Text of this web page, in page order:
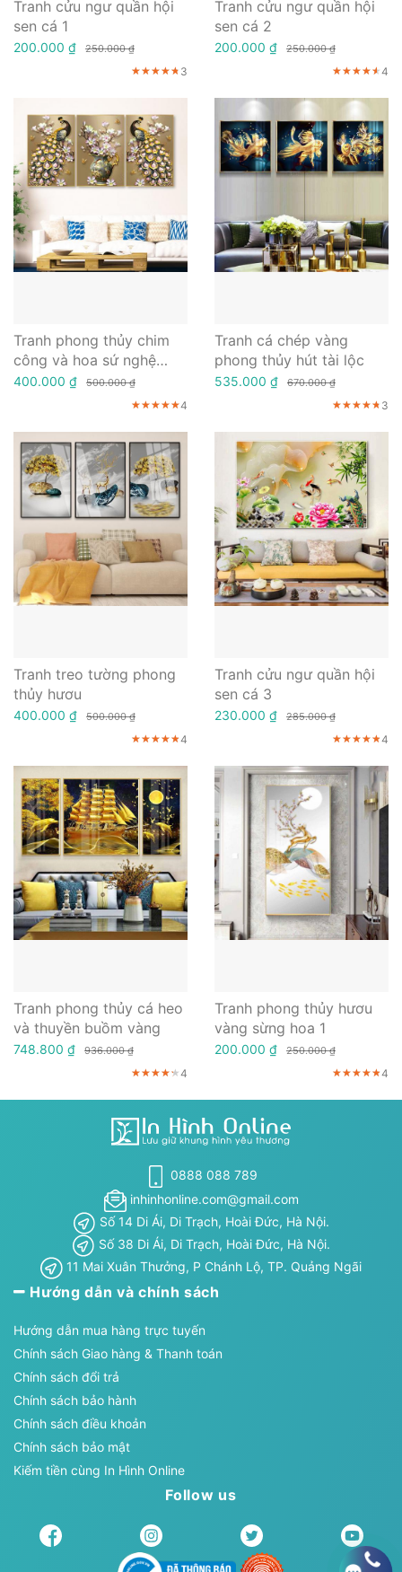
Tranh cửu ngư quần hội
sen cá 1
200.000 ₫ 250.000 ₫
★★★★★
★★★★★
★★★★★ 3
Tranh cửu ngư quần hội
sen cá 2
200.000 ₫ 250.000 ₫
★★★★★
★★★★★
★★★★★4
Tranh phong thủy chim
công và hoa sứ nghệ
thuật
400.000 ₫ 500.000 ₫
★★★★★
★★★★★
★★★★★4
Tranh cá chép vàng
phong thủy hút tài lộc
535.000 ₫ 670.000 ₫
★★★★★
★★★★★
★★★★★ 3
Tranh treo tường phong
thủy hươu
400.000 ₫ 500.000 ₫
★★★★★
★★★★★
★★★★★4
Tranh cửu ngư quần hội
sen cá 3
230.000 ₫ 285.000 ₫
★★★★★
★★★★★
★★★★★4
Tranh phong thủy cá heo
và thuyền buồm vàng
748.800 ₫ 936.000 ₫
★★★★★
★★★★★
★★★★★4
Tranh phong thủy hươu
vàng sừng hoa 1
200.000 ₫ 250.000 ₫
★★★★★
★★★★★
★★★★★4
0888 088 789
inhinhonline.com@gmail.com
Số 14 Di Ái, Di Trạch, Hoài Đức, Hà Nội.
Số 38 Di Ái, Di Trạch, Hoài Đức, Hà Nội.
11 Mai Xuân Thưởng, P Chánh Lộ, TP. Quảng Ngãi
Hướng dẫn và chính sách
Hướng dẫn mua hàng trực tuyến
Chính sách Giao hàng & Thanh toán
Chính sách đổi trả
Chính sách bảo hành
Chính sách điều khoản
Chính sách bảo mật
Kiếm tiền cùng In Hình Online
Follow us